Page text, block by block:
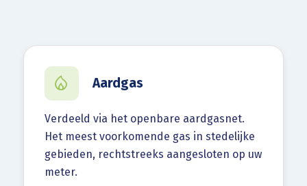
Aardgas
Verdeeld via het openbare aardgasnet.
Het meest voorkomende gas in stedelijke
gebieden, rechtstreeks aangesloten op uw
meter.